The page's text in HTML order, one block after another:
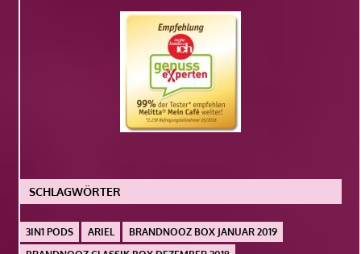
SCHLAGWÖRTER
3IN1 PODS ARIEL
BRANDNOOZ BOX JANUAR 2019